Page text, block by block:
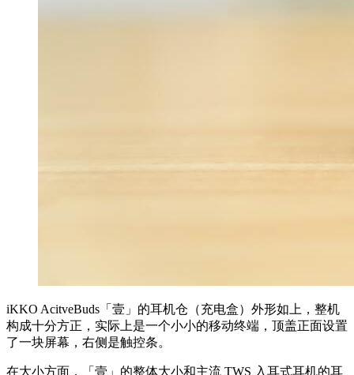
iKKO AcitveBuds「壹」的耳机仓（充电盒）外形如上，整机
构成十分方正，实际上是一个小小的移动终端，顶盖正面设置
了一块屏幕，右侧是触控条。
在大小方面，「壹」的整体大小和主流 TWS 入耳式耳机的耳